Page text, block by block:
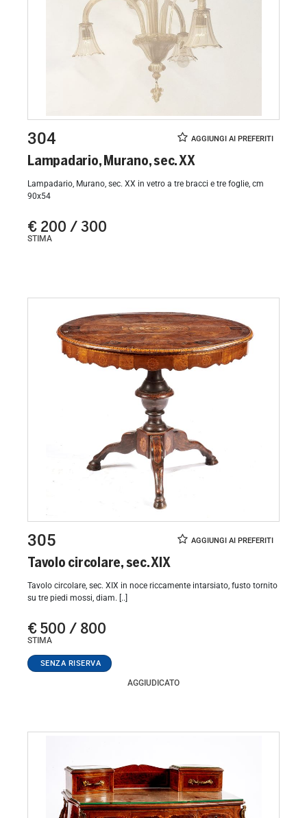
304
Lampadario, Murano, sec. XX
Lampadario, Murano, sec. XX in vetro a tre bracci e tre foglie, cm
90x54
€ 200 / 300
STIMA
305
Tavolo circolare, sec. XIX
Tavolo circolare, sec. XIX in noce riccamente intarsiato, fusto tornito
su tre piedi mossi, diam. [..]
€ 500 / 800
STIMA
AGGIUDICATO